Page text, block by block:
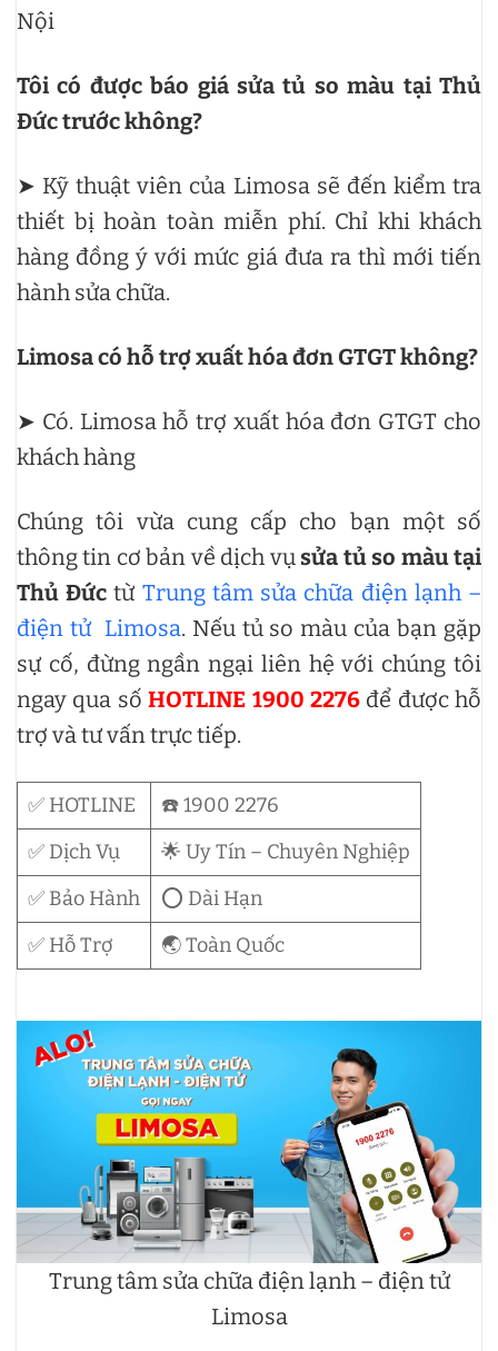
Nội
Tôi có được báo giá sửa tủ so màu tại Thủ
Đức trước không?
➤ Kỹ thuật viên của Limosa sẽ đến kiểm tra
thiết bị hoàn toàn miễn phí. Chỉ khi khách
hàng đồng ý với mức giá đưa ra thì mới tiến
hành sửa chữa.
Limosa có hỗ trợ xuất hóa đơn GTGT không?
➤ Có. Limosa hỗ trợ xuất hóa đơn GTGT cho
khách hàng
Chúng tôi vừa cung cấp cho bạn một số
thông tin cơ bản về dịch vụsửa tủ so màu tại
Thủ Đức từ Trung tâm sửa chữa điện lạnh –
điện tử Limosa. Nếu tủ so màu của bạn gặp
sự cố, đừng ngần ngại liên hệ với chúng tôi
ngay qua sốHOTLINE 1900 2276để được hỗ
trợ và tư vấn trực tiếp.
✅ HOTLINE
☎️ 1900 2276
✅ Dịch Vụ
🌟 Uy Tín – Chuyên Nghiệp
✅ Bảo Hành
⭕ Dài Hạn
✅ Hỗ Trợ
🌏 Toàn Quốc
Trung tâm sửa chữa điện lạnh – điện tử
Limosa